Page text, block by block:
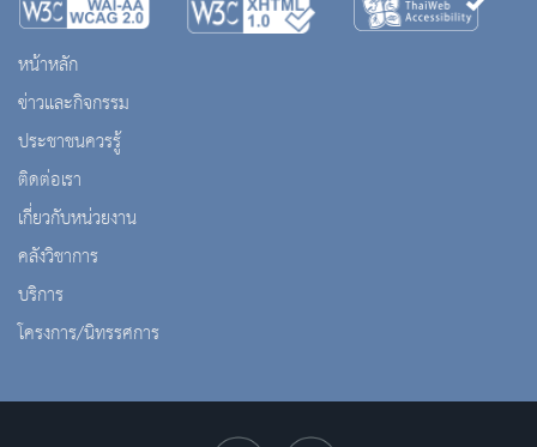
หน้าหลัก
ข่าวและกิจกรรม
ประชาชนควรรู้
ติดต่อเรา
เกี่ยวกับหน่วยงาน
คลังวิชาการ
บริการ
โครงการ/นิทรรศการ